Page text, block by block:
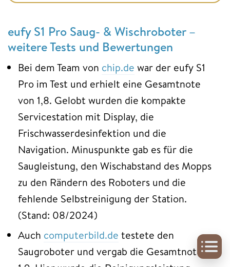
eufy S1 Pro Saug- & Wischroboter –
weitere Tests und Bewertungen
Bei dem Team von chip.de war der eufy S1
Pro im Test und erhielt eine Gesamtnote
von 1,8. Gelobt wurden die kompakte
Servicestation mit Display, die
Frischwasserdesinfektion und die
Navigation. Minuspunkte gab es für die
Saugleistung, den Wischabstand des Mopps
zu den Rändern des Roboters und die
fehlende Selbstreinigung der Station.
(Stand: 08/2024)
Auch computerbild.de testete den
Saugroboter und vergab die Gesamtnote